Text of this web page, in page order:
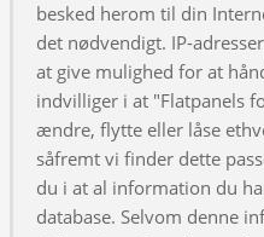
besked herom til din
det nødvendigt. IP-
at give mulighed for at
indvilliger i at "Flatpanels
ændre, flytte eller låse
såfremt vi finder dette
du i at al information du
database. Selvom denne